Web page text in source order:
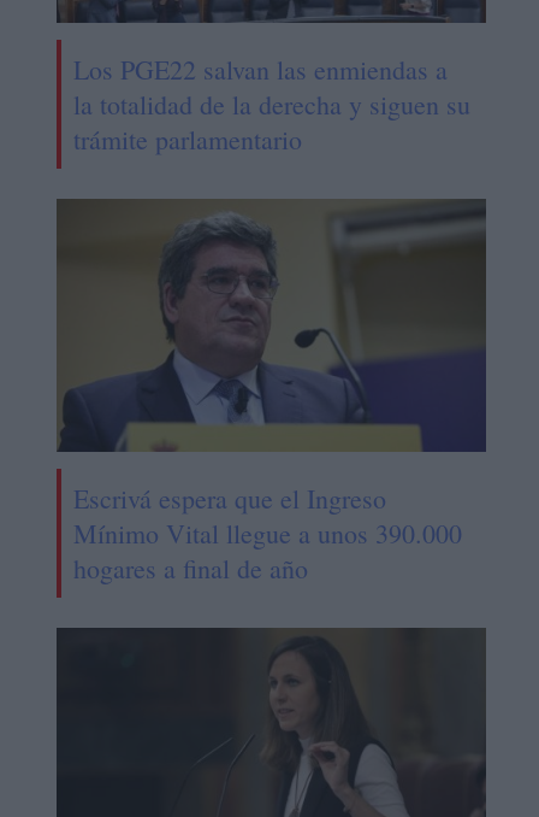
Los PGE22 salvan las enmiendas a
la totalidad de la derecha y siguen su
trámite parlamentario
Escrivá espera que el Ingreso
Mínimo Vital llegue a unos 390.000
hogares a final de año